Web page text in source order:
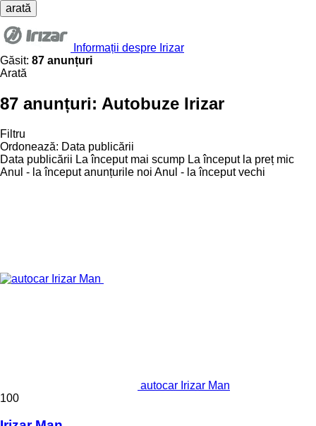
arată
Informații despre Irizar
Găsit: 87 anunțuri
Arată
87 anunțuri: Autobuze Irizar
Filtru
Ordonează: Data publicării
Data publicării La început mai scump La început la preț mic
Anul - la început anunțurile noi Anul - la început vechi
autocar Irizar Man
100